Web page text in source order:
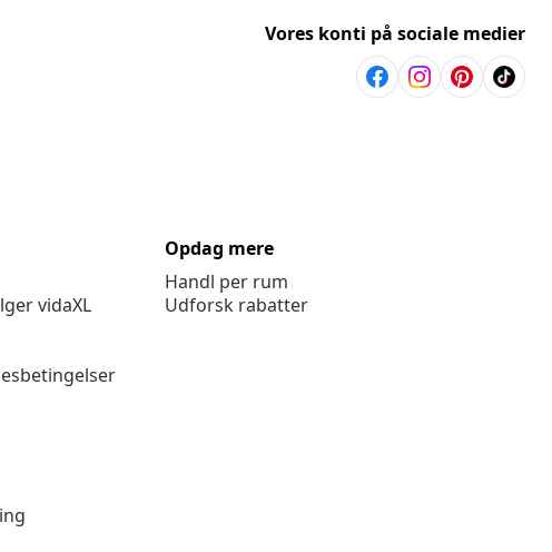
Vores konti på sociale medier
vidaXL
Opdag mere
Handl per rum
Udforsk rabatter